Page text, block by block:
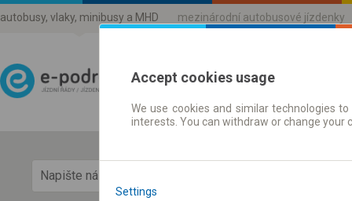
autobusy, vlaky, minibusy a MHD mezinárodní autobusové jízdenky
Jízdni řády a jízdenky
Accept cookies usage
We use cookies and similar technologies
interests. You can withdraw or change
Settings